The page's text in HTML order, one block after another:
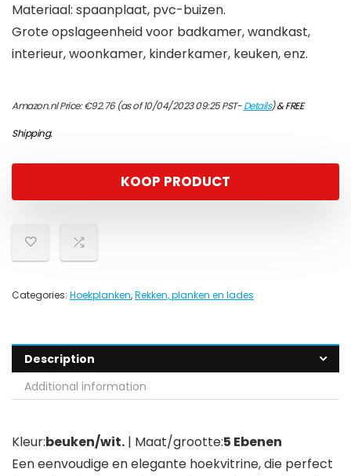
Materiaal: spaanplaat, pvc-buizen.
Grote opslageenheid voor badkamer, wandkast,
interieur, woonkamer, kinderkamer, keuken, enz.
Amazon.nl Price:€92.76(as of 10/04/2023 09:25 PST-Details)&FREE
Shipping.
KOOP PRODUCT
Categories: Hoekplanken,Rekken, planken en lades
Description
Additional information
Kleur:beuken/wit. | Maat/grootte:5 Ebenen
Een eenvoudige en elegante hoekvitrine, die perfect